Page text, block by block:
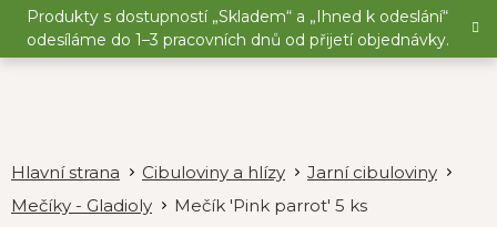
Přejít
obsah
Produkty s dostupností „Skladem“ a „Ihned k odeslání“
odesíláme do 1–3 pracovních dnů od přijetí objednávky.
Cibuloviny a hlízy
Jarní cibuloviny
Mečíky - Gladioly
Mečík 'Pink parrot' 5 ks